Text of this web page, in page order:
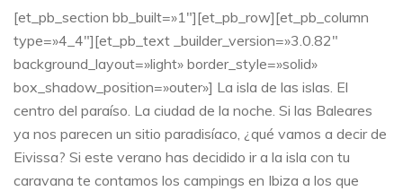
[et_pb_section bb_built=»1″][et_pb_row][et_pb_column
type=»4_4″][et_pb_text _builder_version=»3.0.82″
background_layout=»light» border_style=»solid»
box_shadow_position=»outer»] La isla de las islas. El
centro del paraíso. La ciudad de la noche. Si las Baleares
ya nos parecen un sitio paradisíaco, ¿qué vamos a decir de
Eivissa? Si este verano has decidido ir a la isla con tu
caravana te contamos los campings en Ibiza a los que